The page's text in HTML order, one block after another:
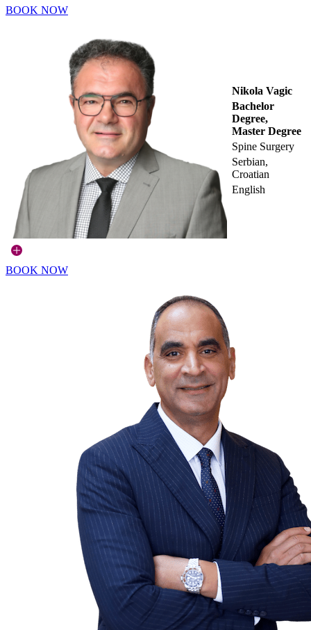
BOOK NOW
Nikola Vagic
Bachelor
Degree,
Master Degree
Spine Surgery
Serbian,
Croatian
English
BOOK NOW